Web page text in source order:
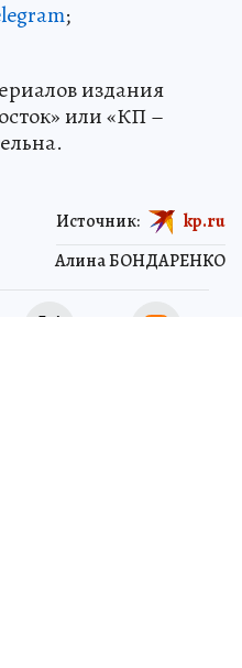
;
издания
или «КП –
Алина БОНДАРЕНКО
Источник: kp.ru